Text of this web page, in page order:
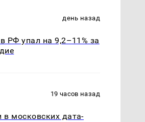
день назад
РФ упал на 9,2–11% за
19 часов назад
в московских дата-